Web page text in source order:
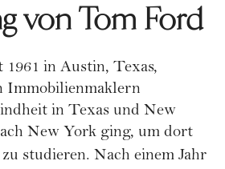
von Tom Ford
1961 in Austin, Texas,
Immobilienmaklern
in Texas und New
New York ging, um dort
zu studieren. Nach einem Jahr